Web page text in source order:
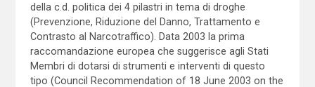
della c.d. politica dei 4 pilastri in tema di droghe
(Prevenzione, Riduzione del Danno, Trattamento e
Contrasto al Narcotraffico). Data 2003 la prima
raccomandazione europea che suggerisce agli Stati
Membri di dotarsi di strumenti e interventi di questo
tipo (Council Recommendation of 18 June 2003 on the